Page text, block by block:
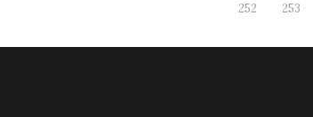
252
253